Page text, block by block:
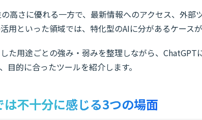
高さに優れる一方で、最新情報へのアクセス、外部
用といった領域では、特化型のAIに分があるケースが
た用途ごとの強み・弱みを整理しながら、ChatGPT
目的に合ったツールを紹介します。
は不十分に感じる3つの場面